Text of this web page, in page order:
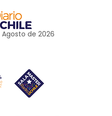
Agosto de 2026